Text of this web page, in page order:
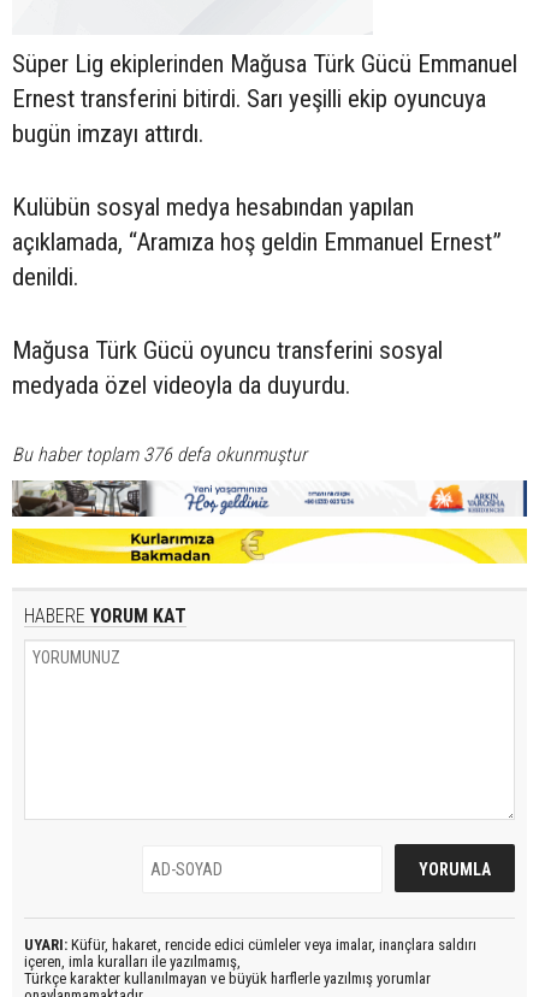
Süper Lig ekiplerinden Mağusa Türk Gücü Emmanuel
Ernest transferini bitirdi. Sarı yeşilli ekip oyuncuya
bugün imzayı attırdı.
Kulübün sosyal medya hesabından yapılan
açıklamada, “Aramıza hoş geldin Emmanuel Ernest”
denildi.
Mağusa Türk Gücü oyuncu transferini sosyal
medyada özel videoyla da duyurdu.
Bu haber toplam 376 defa okunmuştur
HABERE YORUM KAT
UYARI: Küfür, hakaret, rencide edici cümleler veya imalar, inançlara saldırı
içeren, imla kuralları ile yazılmamış,
Türkçe karakter kullanılmayan ve büyük harflerle yazılmış yorumlar